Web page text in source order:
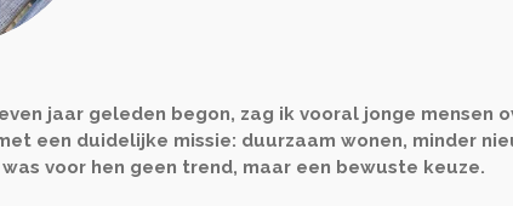
jaar geleden begon, zag ik vooral jonge mensen
een duidelijke missie: duurzaam wonen, minder
voor hen geen trend, maar een bewuste keuze.